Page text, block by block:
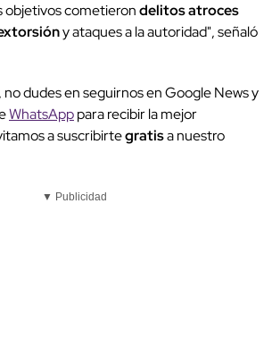
objetivos cometierondelitos atroces
y ataques a la autoridad", señaló
, no dudes en seguirnos en Google News y
WhatsApppara recibir la mejor
a suscribirtegratisa nuestro
▼ Publicidad